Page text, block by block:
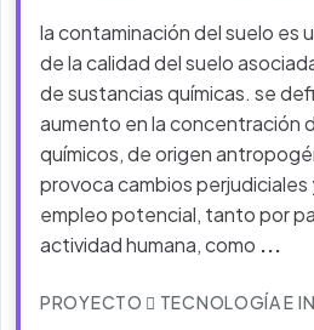
la contaminación del suelo es
de la calidad del suelo
de sustancias químicas. se
aumento en la concentración
químicos, de origen
provoca cambios perjudiciales
empleo potencial, tanto por
actividad humana, como ...
PROYECTO TECNOLOGÍA E